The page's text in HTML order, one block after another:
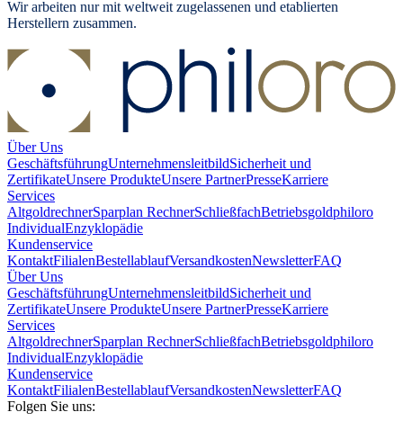
Wir arbeiten nur mit weltweit zugelassenen und etablierten
Herstellern zusammen.
Über Uns
GeschäftsführungUnternehmensleitbildSicherheit und
ZertifikateUnsere ProdukteUnsere PartnerPresseKarriere
Services
AltgoldrechnerSparplan RechnerSchließfachBetriebsgoldphiloro
IndividualEnzyklopädie
Kundenservice
KontaktFilialenBestellablaufVersandkostenNewsletterFAQ
Über Uns
GeschäftsführungUnternehmensleitbildSicherheit und
ZertifikateUnsere ProdukteUnsere PartnerPresseKarriere
Services
AltgoldrechnerSparplan RechnerSchließfachBetriebsgoldphiloro
IndividualEnzyklopädie
Kundenservice
KontaktFilialenBestellablaufVersandkostenNewsletterFAQ
Folgen Sie uns: